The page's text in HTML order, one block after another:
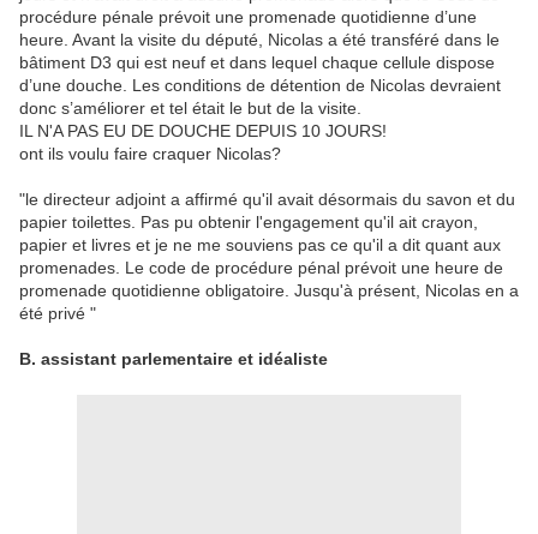
procédure pénale prévoit une promenade quotidienne d’une
heure. Avant la visite du député, Nicolas a été transféré dans le
bâtiment D3 qui est neuf et dans lequel chaque cellule dispose
d’une douche. Les conditions de détention de Nicolas devraient
donc s’améliorer et tel était le but de la visite.
IL N'A PAS EU DE DOUCHE DEPUIS 10 JOURS!
ont ils voulu faire craquer Nicolas?
"le directeur adjoint a affirmé qu'il avait désormais du savon et du
papier toilettes. Pas pu obtenir l'engagement qu'il ait crayon,
papier et livres et je ne me souviens pas ce qu'il a dit quant aux
promenades. Le code de procédure pénal prévoit une heure de
promenade quotidienne obligatoire. Jusqu'à présent, Nicolas en a
été privé "
B. assistant parlementaire et idéaliste